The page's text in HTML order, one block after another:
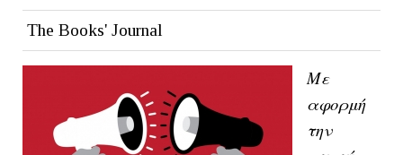
The Books' Journal
Με
αφορμή
την